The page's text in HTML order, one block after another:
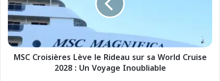
r
o
i
s
i
MSC Croisières Lève le Rideau sur sa World Cruise
2028 : Un Voyage Inoubliable